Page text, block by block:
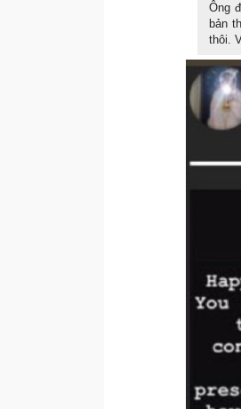
Ông
bản
thôi.